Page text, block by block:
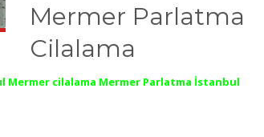
Mermer Parlatma
Cilalama
Mermer cilalama Mermer Parlatma İstanbul